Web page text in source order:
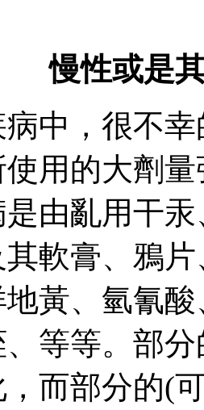
慢性或是
中，很不
用的大劑
由亂用干
軟膏、鴉
黃、氫氰
、等等。部
而部分的(